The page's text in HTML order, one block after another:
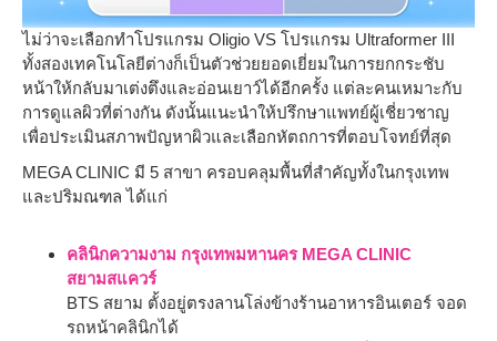
ไม่ว่าจะเลือกทำโปรแกรม Oligio VS โปรแกรม Ultraformer III
ทั้งสองเทคโนโลยีต่างก็เป็นตัวช่วยยอดเยี่ยมในการยกกระชับ
หน้าให้กลับมาเต่งตึงและอ่อนเยาว์ได้อีกครั้ง แต่ละคนเหมาะกับ
การดูแลผิวที่ต่างกัน ดังนั้นแนะนำให้ปรึกษาแพทย์ผู้เชี่ยวชาญ
เพื่อประเมินสภาพปัญหาผิวและเลือกหัตถการที่ตอบโจทย์ที่สุด
MEGA CLINIC มี 5 สาขา ครอบคลุมพื้นที่สำคัญทั้งในกรุงเทพ
และปริมณฑล ได้แก่
คลินิกความงาม กรุงเทพมหานคร MEGA CLINIC
สยามสแควร์
BTS สยาม ตั้งอยู่ตรงลานโล่งข้างร้านอาหารอินเตอร์ จอด
รถหน้าคลินิกได้